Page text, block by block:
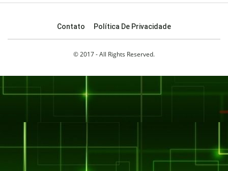
Contato Política De Privacidade
© 2017 - All Rights Reserved.